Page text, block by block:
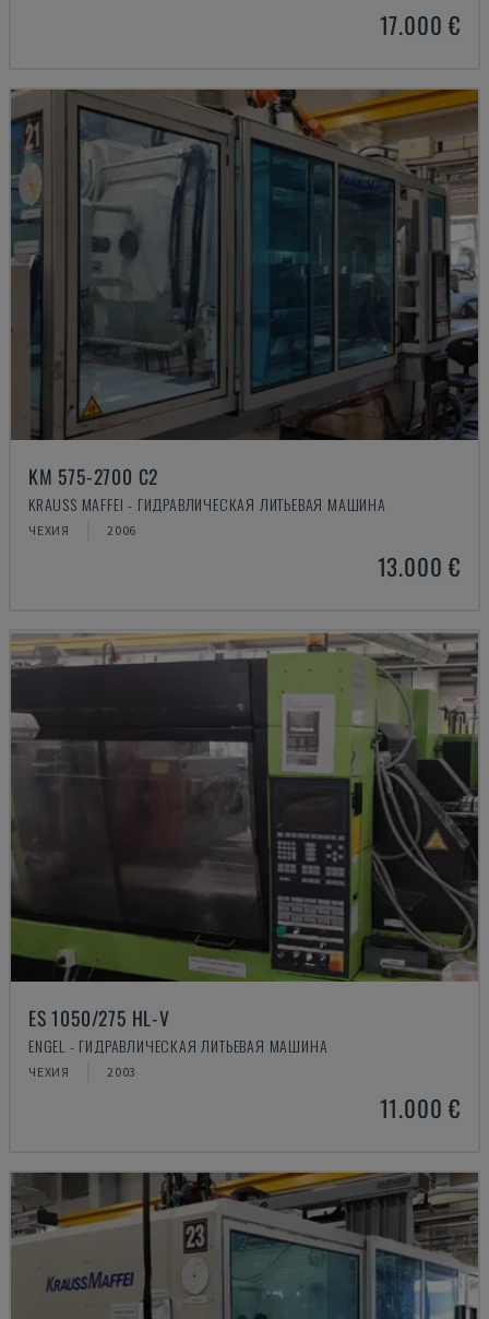
17.000 €
KM 575-2700 C2
KRAUSS MAFFEI - ГИДРАВЛИЧЕСКАЯ ЛИТЬЕВАЯ МАШИНА
ЧЕХИЯ 2006
13.000 €
ES 1050/275 HL-V
ENGEL - ГИДРАВЛИЧЕСКАЯ ЛИТЬЕВАЯ МАШИНА
ЧЕХИЯ 2003
11.000 €